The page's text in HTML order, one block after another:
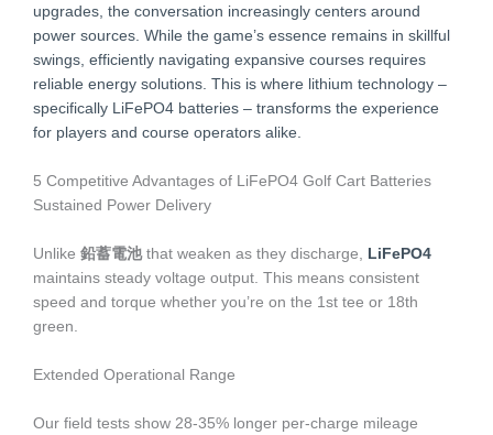
upgrades, the conversation increasingly centers around
power sources. While the game’s essence remains in skillful
swings, efficiently navigating expansive courses requires
reliable energy solutions. This is where lithium technology –
specifically LiFePO4 batteries – transforms the experience
for players and course operators alike.
5 Competitive Advantages of LiFePO4 Golf Cart Batteries
Sustained Power Delivery
Unlike 鉛蓄電池that weaken as they discharge,
LiFePO4
maintains steady voltage output. This means consistent
speed and torque whether you’re on the 1st tee or 18th
green.
Extended Operational Range
Our field tests show 28-35% longer per-charge mileage